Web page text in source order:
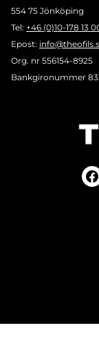
554 75 Jönköping
Tel: +46 (0)10-178 13
Epost:
Org. nr 556154-8925
Bankgironummer